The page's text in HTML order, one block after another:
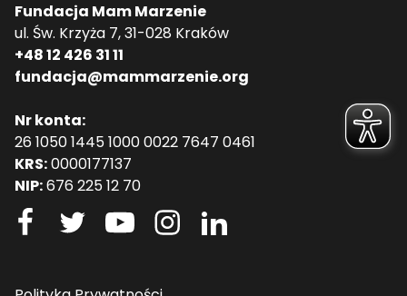
Fundacja Mam Marzenie
ul. Św. Krzyża 7, 31-028 Kraków
+48 12 426 31 11
fundacja@mammarzenie.org
Nr konta:
26 1050 1445 1000 0022 7647 0461
KRS:0000177137
NIP:676 225 12 70